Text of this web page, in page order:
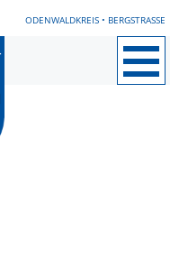
ODENWALDKREIS • BERGSTRASSE
Ort